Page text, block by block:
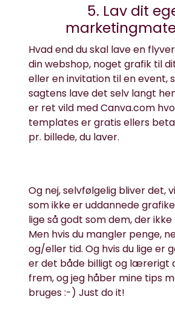
5. Lav dit
Hvad end du skal lave en
din webshop, noget grafik til
eller en invitation til en event,
sagtens lave det selv langt
er ret vild medCanva.com
templates er gratis ellers
pr. billede, du laver.
Og nej, selvfølgelig bliver det,
som ikke er uddannede
lige så godt som dem, der
Men hvis du mangler penge,
og/eller tid. Og hvis du lige er
er det både billigt og lærerigt
frem, og jeg håber mine tips
bruges :-) Just do it!